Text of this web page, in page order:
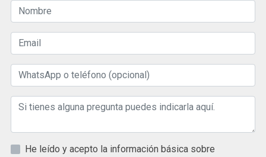
He leído y acepto la información básica sobre